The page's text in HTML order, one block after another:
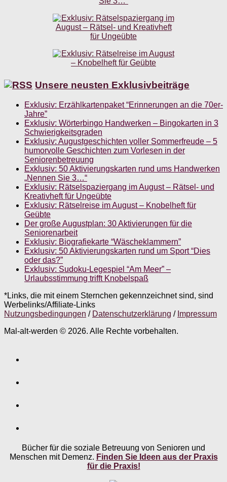
Unsere neusten Exklusivbeiträge
Exklusiv: Erzählkartenpaket “Erinnerungen an die 70er-
Jahre”
Exklusiv: Wörterbingo Handwerken – Bingokarten in 3
Schwierigkeitsgraden
Exklusiv: Augustgeschichten voller Sommerfreude – 5
humorvolle Geschichten zum Vorlesen in der
Seniorenbetreuung
Exklusiv: 50 Aktivierungskarten rund ums Handwerken
„Nennen Sie 3…“
Exklusiv: Rätselspaziergang im August – Rätsel- und
Kreativheft für Ungeübte
Exklusiv: Rätselreise im August – Knobelheft für
Geübte
Der große Augustplan: 30 Aktivierungen für die
Seniorenarbeit
Exklusiv: Biografiekarte “Wäscheklammern”
Exklusiv: 50 Aktivierungskarten rund um Sport “Dies
oder das?”
Exklusiv: Sudoku-Legespiel “Am Meer” –
Urlaubsstimmung trifft Knobelspaß
*Links, die mit einem Sternchen gekennzeichnet sind, sind
Werbelinks/Affiliate-Links
Nutzungsbedingungen / Datenschutzerklärung / Impressum
Mal-alt-werden © 2026. Alle Rechte vorbehalten.
Bücher für die soziale Betreuung von Senioren und
Menschen mit Demenz. Finden Sie Ideen aus der Praxis
für die Praxis!